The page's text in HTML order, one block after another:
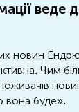
веде
новин
Чим
вона буде».